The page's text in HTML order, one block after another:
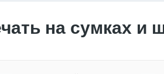
фартуках
на сумках и